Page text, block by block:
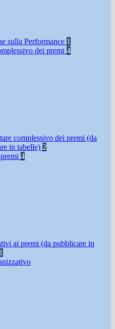
sulla Performance 1
dei premi 4
complessivo dei premi (da
in tabelle) 2
4
ai premi (da pubblicare in
1